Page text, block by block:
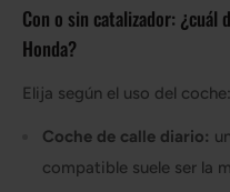
Con o sin catalizador:
Honda?
Elija según el uso del coche:
Coche de calle diario:
compatible suele ser la